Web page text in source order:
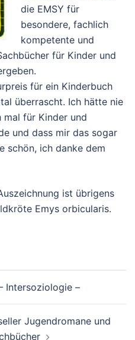
die EMSY für
besondere, fachlich
kompetente und
für Kinder und
für ein Kinderbuch
überrascht. Ich hätte nie
mal für Kinder und
und dass mir das sogar
schön, ich danke dem
ist übrigens
Emys orbicularis.
Intersoziologie –
Jugendromane und